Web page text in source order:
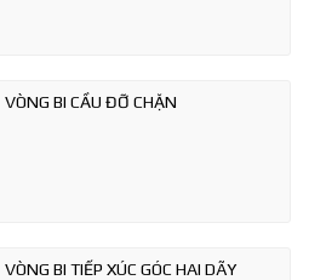
VÒNG BI CẦU ĐỠ CHẶN
VÒNG BI TIẾP XÚC GÓC HAI DÃY